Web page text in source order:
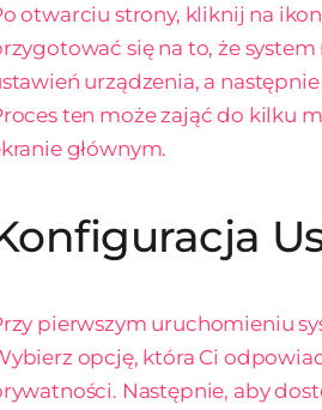
otwarciu strony, kliknij na
się na to, że
urządzenia, a
ten może zająć do kilku
głównym.
pierwszym uruchomieniu
opcję, która Ci
Następnie, aby